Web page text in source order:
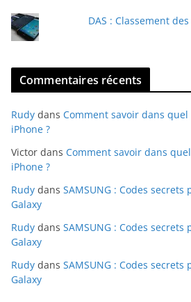
DAS : Classement
Commentaires récents
Rudy dans Comment savoir dans
iPhone ?
Victor dans Comment savoir dans
iPhone ?
Rudy dans SAMSUNG : Codes
Galaxy
Rudy dans SAMSUNG : Codes
Galaxy
Rudy dans SAMSUNG : Codes
Galaxy